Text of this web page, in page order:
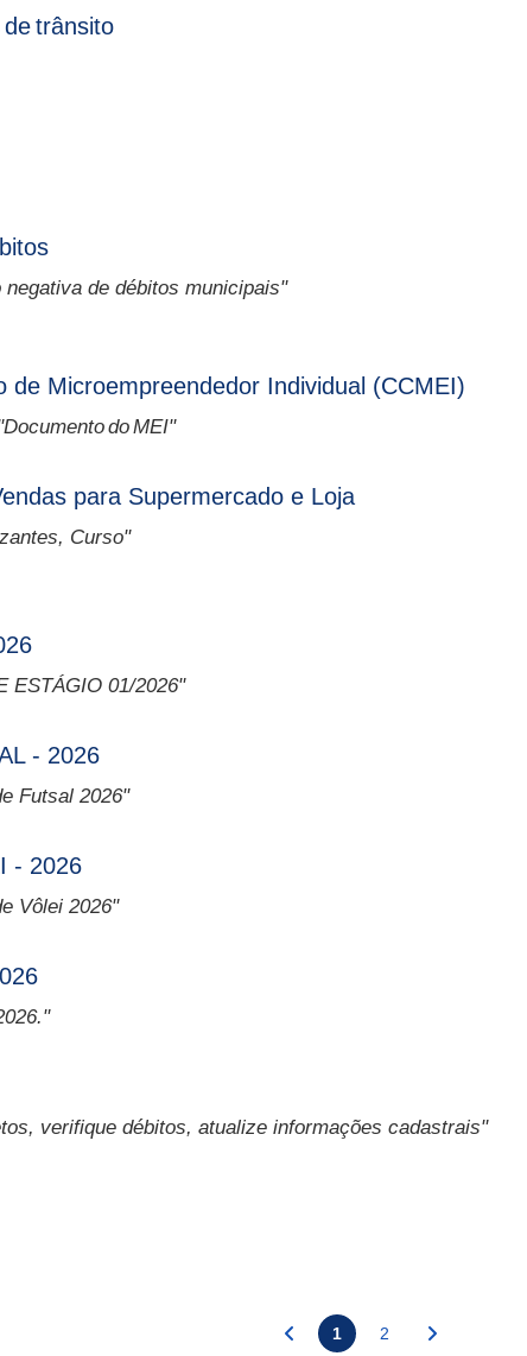
trânsito
de débitos municipais"
de Microempreendedor Individual (CCMEI)
do MEI"
para Supermercado e Loja
Curso"
ESTÁGIO 01/2026"
- 2026
Futsal 2026"
- 2026
Vôlei 2026"
verifique débitos, atualize informações cadastrais"
1 2